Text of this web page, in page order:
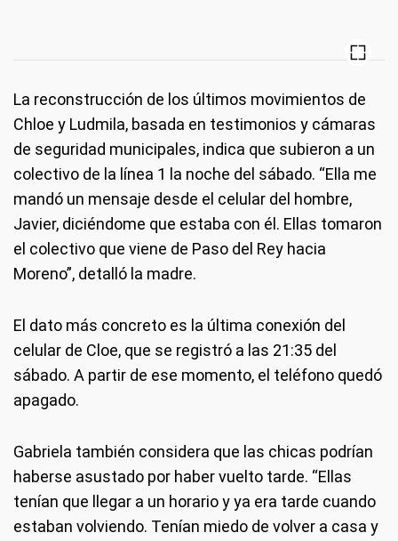
La reconstrucción de los últimos movimientos de
Chloe y Ludmila, basada en testimonios y cámaras
de seguridad municipales, indica que subieron a un
colectivo de la línea 1 la noche del sábado. “Ella me
mandó un mensaje desde el celular del hombre,
Javier, diciéndome que estaba con él. Ellas tomaron
el colectivo que viene de Paso del Rey hacia
Moreno”, detalló la madre.
El dato más concreto es la última conexión del
celular de Cloe, que se registró a las 21:35 del
sábado. A partir de ese momento, el teléfono quedó
apagado.
Gabriela también considera que las chicas podrían
haberse asustado por haber vuelto tarde. “Ellas
tenían que llegar a un horario y ya era tarde cuando
estaban volviendo. Tenían miedo de volver a casa y